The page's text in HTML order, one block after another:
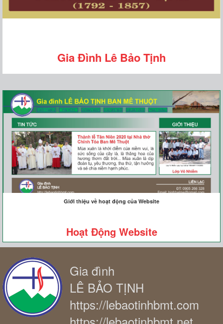
Gia Đình Lê Bảo Tịnh
Giới thiệu về hoạt động của Website
Hoạt Động Website
Gia đình
LÊ BẢO TỊNH
https://lebaotinhbmt.com